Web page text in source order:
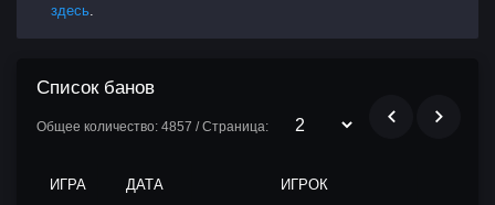
здесь.
Список банов
Общее количество: 4857 / Страница:
ИГРА ДАТА ИГРОК